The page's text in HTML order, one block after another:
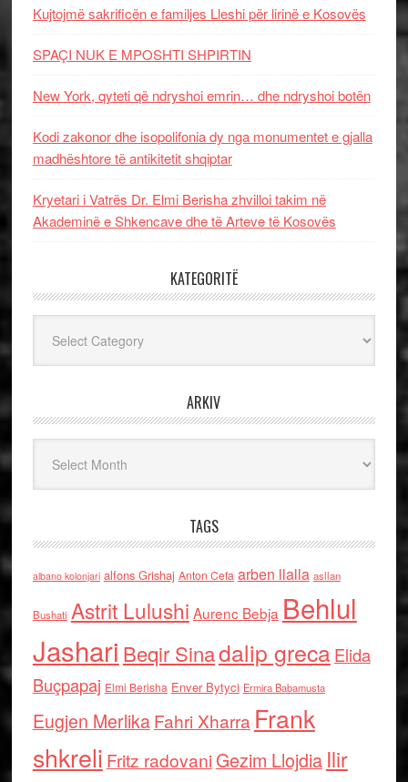
Kujtojmë sakrificën e familjes Lleshi për lirinë e Kosovës
SPAÇI NUK E MPOSHTI SHPIRTIN
New York, qyteti që ndryshoi emrin… dhe ndryshoi botën
Kodi zakonor dhe isopolifonia dy nga monumentet e gjalla
madhështore të antikitetit shqiptar
Kryetari i Vatrës Dr. Elmi Berisha zhvilloi takim në
Akademinë e Shkencave dhe të Arteve të Kosovës
KATEGORITË
ARKIV
TAGS
albano kolonjari alfons Grishaj Anton Cefa arben llalla asllan
Bushati Astrit Lulushi Aurenc Bebja Behlul
Jashari Beqir Sinadalip grecaElida
Buçpapaj Elmi Berisha Enver Bytyci Ermira Babamusta
Eugjen MerlikaFahri Xharra Frank
shkreli Fritz radovaniGezim Llojdia Ilir